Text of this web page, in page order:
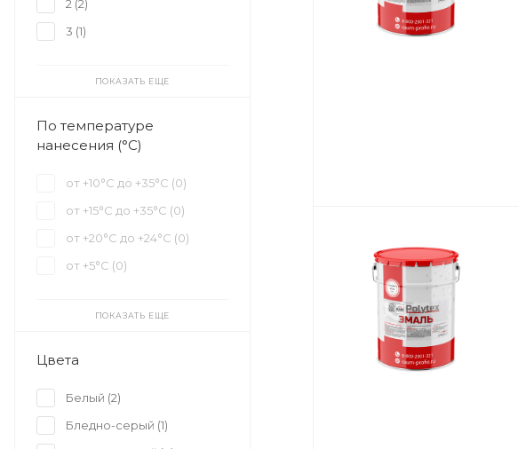
2 (2)
3 (1)
ПОКАЗАТЬ ЕЩЕ
По температуре
нанесения (°С)
от +10°С до +35°С (0)
от +15°С до +35°С (0)
от +20°С до +24°С (0)
от +5°С (0)
ПОКАЗАТЬ ЕЩЕ
Цвета
Белый (2)
Бледно-серый (1)